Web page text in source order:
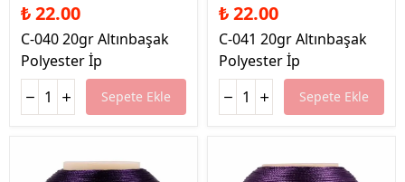
₺ 22.00
C-040 20gr Altınbaşak
Polyester İp
Sepete Ekle
₺ 22.00
C-041 20gr Altınbaşak
Polyester İp
Sepete Ekle